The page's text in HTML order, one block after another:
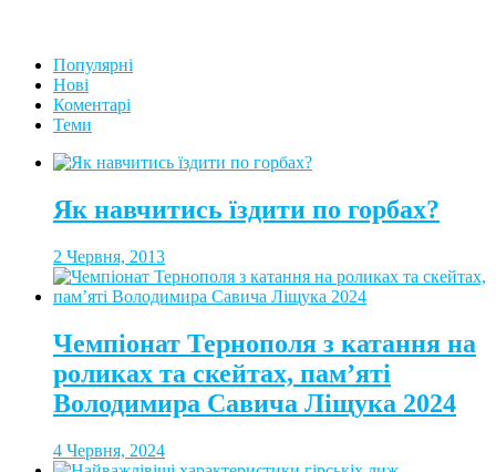
Популярні
Нові
Коментарі
Теми
Як навчитись їздити по горбах?
2 Червня, 2013
Чемпіонат Тернополя з катання на
роликах та скейтах, пам’яті
Володимира Савича Ліщука 2024
4 Червня, 2024